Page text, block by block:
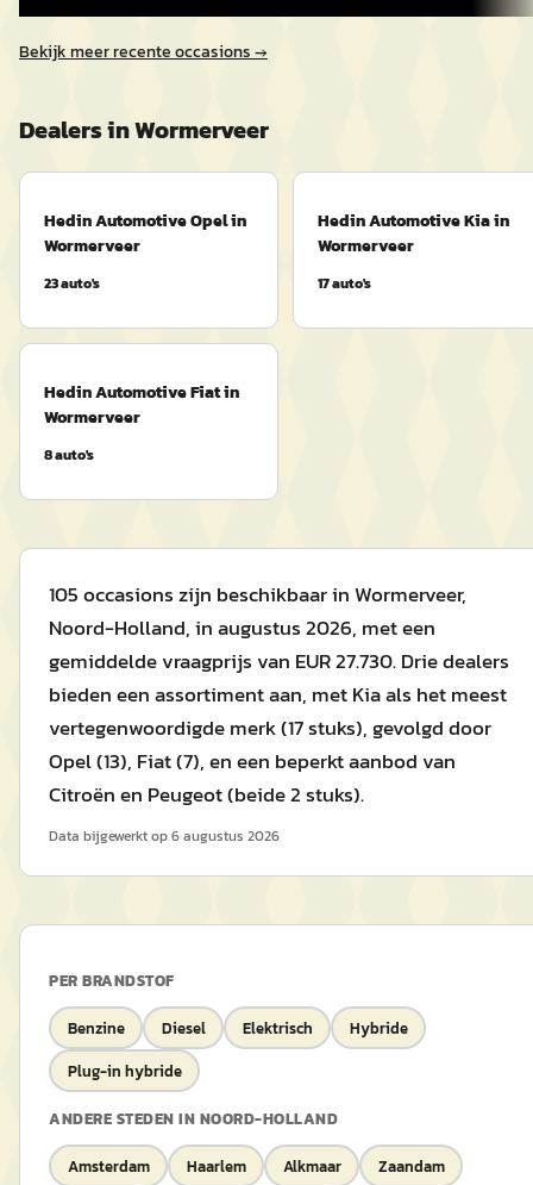
Bekijk meer recente occasions →
Dealers inWormerveer
Hedin Automotive Opel in
Wormerveer
23auto's
Hedin Automotive Kia in
Wormerveer
17auto's
Hedin Automotive Fiat in
Wormerveer
8auto's
105 occasions zijn beschikbaar in Wormerveer,
Noord-Holland, in augustus 2026, met een
gemiddelde vraagprijs van EUR 27.730. Drie dealers
bieden een assortiment aan, met Kia als het meest
vertegenwoordigde merk (17 stuks), gevolgd door
Opel (13), Fiat (7), en een beperkt aanbod van
Citroën en Peugeot (beide 2 stuks).
Data bijgewerkt op6 augustus 2026
PER BRANDSTOF
Benzine Diesel Elektrisch
Hybride
Plug-in hybride
ANDERE STEDEN IN NOORD-HOLLAND
Amsterdam Haarlem Alkmaar
Zaandam